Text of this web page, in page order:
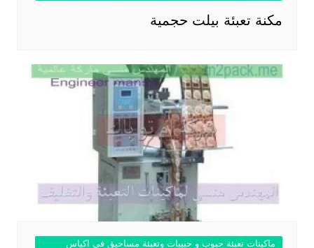
مكنة تعبئة بيلت حجمية
ماكينات تعبئة حبوب و حبيبات وتعبئة مساحيق في اكياس